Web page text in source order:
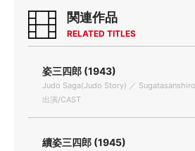
関連作品
RELATED TITLES
姿三四郎 (1943)
Judo Saga(Judo Story) ／ Sugatasanshiro
出演/CAST
續姿三四郎 (1945)